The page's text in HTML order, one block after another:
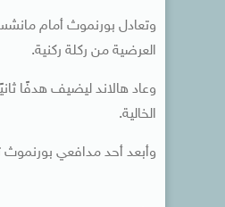
العرضية من ركلة ركنية.
الخالية.
وأبعد أحد مدافعي بورنموث